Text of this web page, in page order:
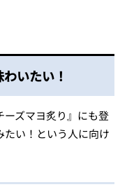
いたい！
ズマヨ炙り』にも登
い！という人に向け